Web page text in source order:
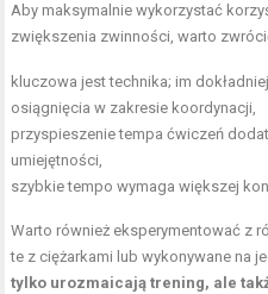
Aby maksymalnie wykorzystać
zwiększenia zwinności, warto
kluczowa jest technika; im
osiągnięcia w zakresie koordynacji,
przyspieszenie tempa ćwiczeń
umiejętności,
szybkie tempo wymaga większej
Warto również eksperymentować z
te z ciężarkami lub wykonywane na
tylko urozmaicają trening, ale